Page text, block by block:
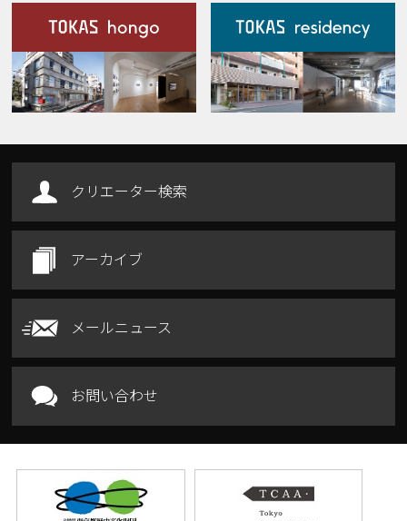
施設案内
Our Facilities
クリエーター検索
アーカイブ
メールニュース
お問い合わせ